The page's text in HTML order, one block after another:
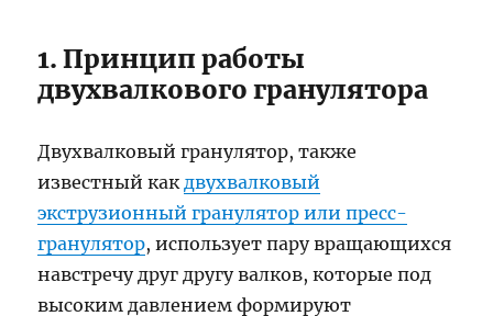
1. Принцип работы
двухвалкового гранулятора
Двухвалковый гранулятор, также
известный какдвухвалковый
экструзионный гранулятор или пресс-
гранулятор, использует пару вращающихся
навстречу друг другу валков, которые под
высоким давлением формируют